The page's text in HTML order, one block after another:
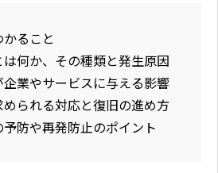
ること
は何か、その種類と発生原因
企業やサービスに与える影響
められる対応と復旧の進め方
予防や再発防止のポイント